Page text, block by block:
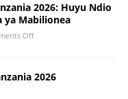
2026: Huyu Ndio
ya Mabilionea
Off
2026